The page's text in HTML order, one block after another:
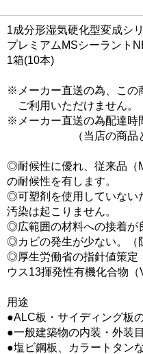
1成分形湿気硬化型変成シ
プレミアムMSシーラント
1箱(10本)
※メーカー直送の為、この
ご利用いただけません。
※メーカー直送の為配達時
（当店の商品とは
◎耐候性に優れ、従来品（
の耐候性を有します。
◎可塑剤を使用していない
汚染は起こりません。
◎広範囲の材料への接着が
◎カビの発生が少ない。（
◎厚生労働省の指針値策定
ウス13揮発性有機化合物（
用途
●ALC板・サイディング板
●一般建築物の内装・外装
●塩ビ鋼板、カラートタン